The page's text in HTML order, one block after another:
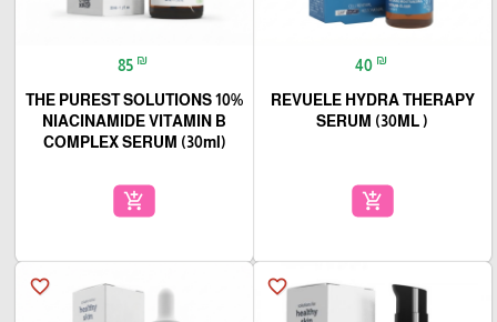
40 ₪
REVUELE HYDRA THERAPY
SERUM (30ML )
add_shopping_cart
85 ₪
THE PUREST SOLUTIONS 10%
NIACINAMIDE VITAMIN B
COMPLEX SERUM (30ml)
add_shopping_cart
favorite_border
favorite_border